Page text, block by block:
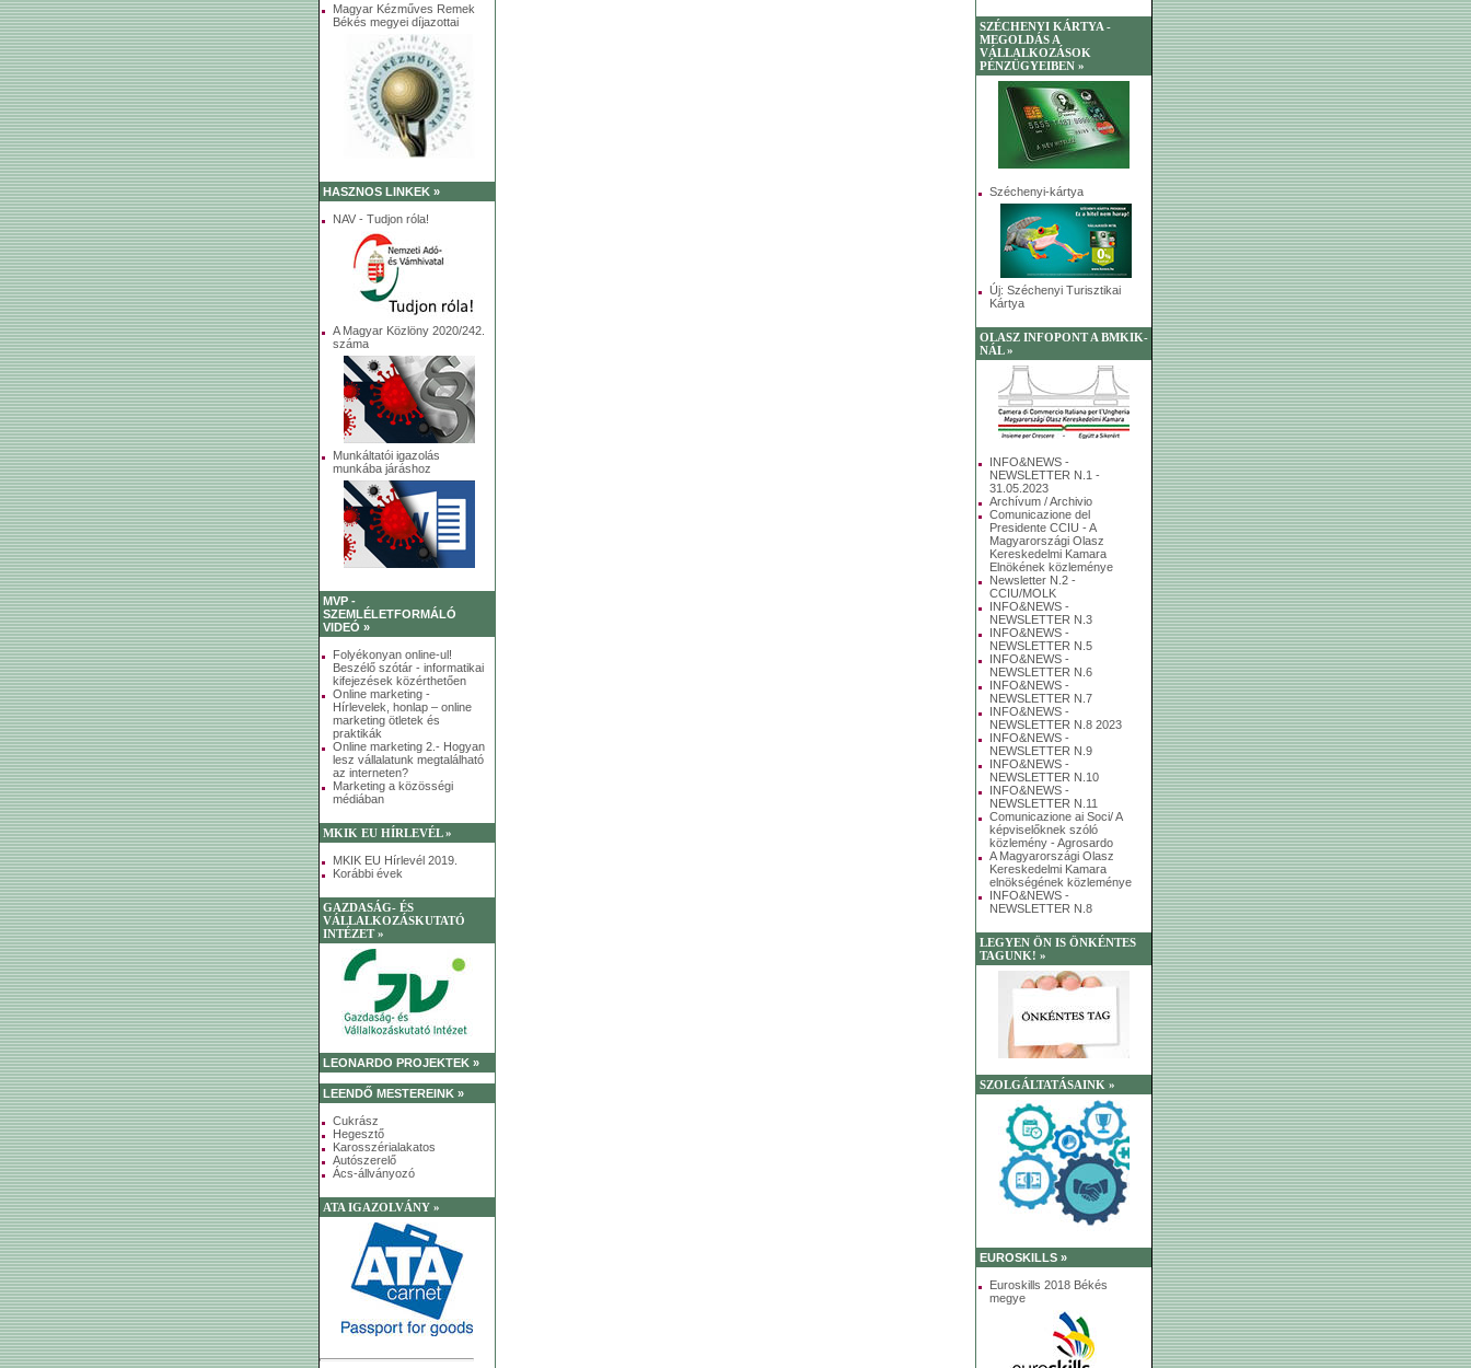
Magyar Kézműves Remek
Békés megyei díjazottai
HASZNOS LINKEK »
NAV - Tudjon róla!
A Magyar Közlöny 2020/242.
száma
Munkáltatói igazolás
munkába járáshoz
MVP -
SZEMLÉLETFORMÁLÓ
VIDEÓ »
Folyékonyan online-ul!
Beszélő szótár - informatikai
kifejezések közérthetően
Online marketing -
Hírlevelek, honlap – online
marketing ötletek és
praktikák
Online marketing 2.- Hogyan
lesz vállalatunk megtalálható
az interneten?
Marketing a közösségi
médiában
MKIK EU HÍRLEVÉL »
MKIK EU Hírlevél 2019.
Korábbi évek
GAZDASÁG- ÉS
VÁLLALKOZÁSKUTATÓ
INTÉZET »
LEONARDO PROJEKTEK »
LEENDŐ MESTEREINK »
Cukrász
Hegesztő
Karosszérialakatos
Autószerelő
Ács-állványozó
ATA IGAZOLVÁNY »
SZÉCHENYI KÁRTYA -
MEGOLDÁS A
VÁLLALKOZÁSOK
PÉNZÜGYEIBEN »
Széchenyi-kártya
Új: Széchenyi Turisztikai
Kártya
OLASZ INFOPONT A BMKIK-
NÁL »
INFO&NEWS -
NEWSLETTER N.1 -
31.05.2023
Archívum / Archivio
Comunicazione del
Presidente CCIU - A
Magyarországi Olasz
Kereskedelmi Kamara
Elnökének közleménye
Newsletter N.2 -
CCIU/MOLK
INFO&NEWS -
NEWSLETTER N.3
INFO&NEWS -
NEWSLETTER N.5
INFO&NEWS -
NEWSLETTER N.6
INFO&NEWS -
NEWSLETTER N.7
INFO&NEWS -
NEWSLETTER N.8 2023
INFO&NEWS -
NEWSLETTER N.9
INFO&NEWS -
NEWSLETTER N.10
INFO&NEWS -
NEWSLETTER N.11
Comunicazione ai Soci/ A
képviselőknek szóló
közlemény - Agrosardo
A Magyarországi Olasz
Kereskedelmi Kamara
elnökségének közleménye
INFO&NEWS -
NEWSLETTER N.8
LEGYEN ÖN IS ÖNKÉNTES
TAGUNK! »
SZOLGÁLTATÁSAINK »
EUROSKILLS »
Euroskills 2018 Békés
megye